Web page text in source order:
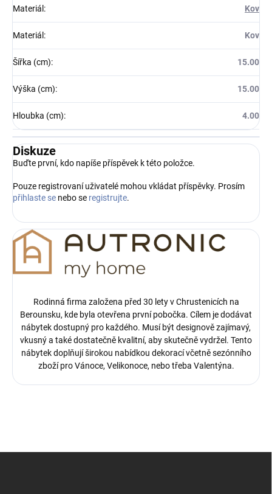
Materiál : Kov
Materiál : Kov
Šířka (cm): 15.00
Výška (cm): 15.00
Hloubka (cm): 4.00
Diskuze
Buďte první, kdo napíše příspěvek k této položce.
Pouze registrovaní uživatelé mohou vkládat příspěvky. Prosím
přihlaste se nebo se registrujte.
Rodinná firma založena před 30 lety v Chrustenicích na
Berounsku, kde byla otevřena první pobočka. Cílem je dodávat
nábytek dostupný pro každého. Musí být designově zajímavý,
vkusný a také dostatečně kvalitní, aby skutečně vydržel. Tento
nábytek doplňují širokou nabídkou dekorací včetně sezónního
zboží pro Vánoce, Velikonoce, nebo třeba Valentýna.